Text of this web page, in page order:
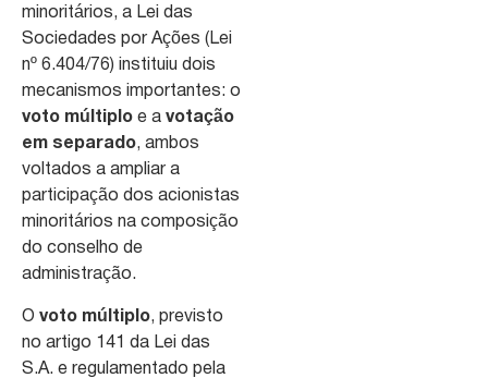
minoritários, a Lei das
Sociedades por Ações (Lei
nº 6.404/76) instituiu dois
mecanismos importantes: o
voto múltiplo e a votação
em separado, ambos
voltados a ampliar a
participação dos acionistas
minoritários na composição
do conselho de
administração.
O voto múltiplo, previsto
no artigo 141 da Lei das
S.A. e regulamentado pela